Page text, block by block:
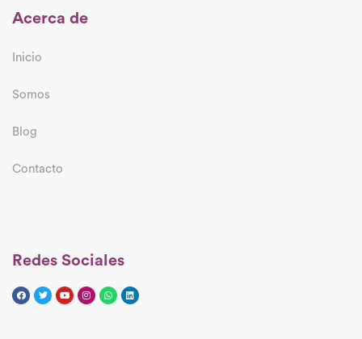
Acerca de
Inicio
Somos
Blog
Contacto
Redes Sociales